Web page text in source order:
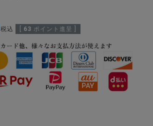
税込 63 ポイント進呈 ]